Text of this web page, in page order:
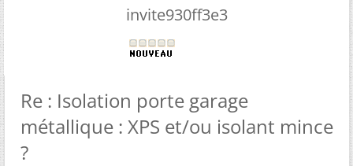
invite930ff3e3
Re : Isolation porte garage
métallique : XPS et/ou isolant mince
?